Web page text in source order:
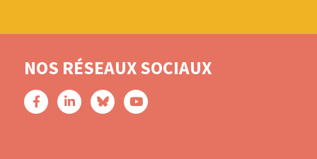
NOS RÉSEAUX SOCIAUX